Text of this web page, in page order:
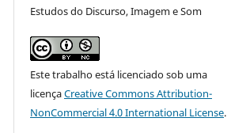
Estudos do Discurso, Imagem e Som
Este trabalho está licenciado sob uma
licençaCreative Commons Attribution-
NonCommercial 4.0 International License.